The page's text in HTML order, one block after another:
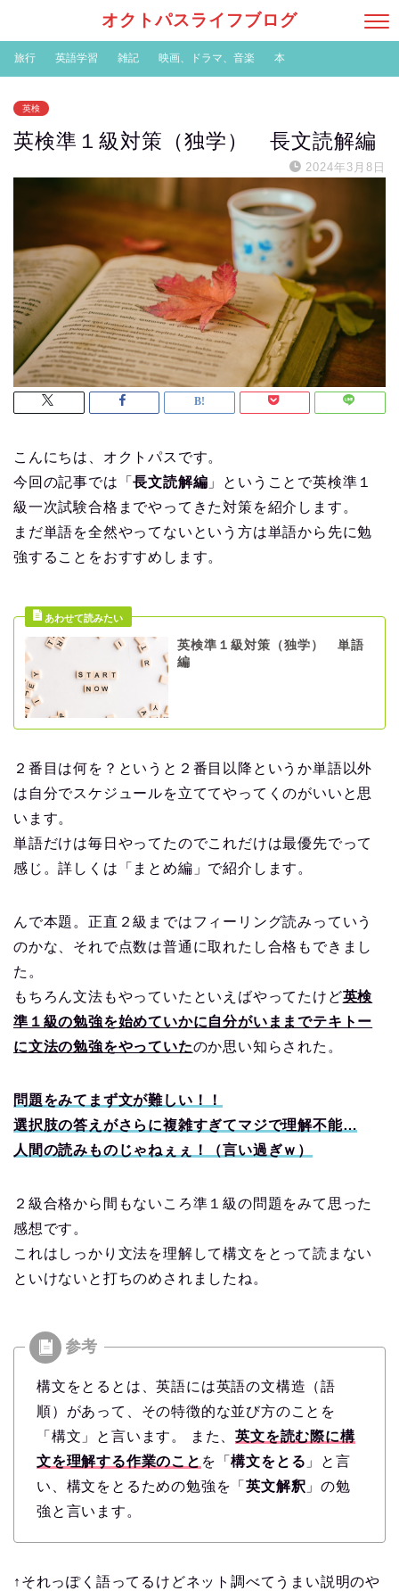
オクトパスライフブログ
旅行 英語学習 雑記 映画、ドラマ、音楽 本
英検
英検準１級対策（独学） 長文読解編
2024年3月8日
こんにちは、オクトパスです。
今回の記事では「長文読解編 」ということで英検準１
級一次試験合格までやってきた対策を紹介します。
まだ単語を全然やってないという方は単語から先に勉
強することをおすすめします。
英検準１級対策（独学） 単語
編
２番目は何を？というと２番目以降というか単語以外
は自分でスケジュールを立ててやってくのがいいと思
います。
単語だけは毎日やってたのでこれだけは最優先でって
感じ。詳しくは「まとめ編」で紹介します。
んで本題。正直２級まではフィーリング読みっていう
のかな、それで点数は普通に取れたし合格もできまし
た。
もちろん文法もやっていたといえばやってたけど英検
準１級の勉強を始めていかに自分がいままでテキトー
に文法の勉強をやっていたのか思い知らされた。
問題をみてまず文が難しい！！
選択肢の答えがさらに複雑すぎてマジで理解不能…
人間の読みものじゃねぇぇ！（言い過ぎｗ）
２級合格から間もないころ準１級の問題をみて思った
感想です。
これはしっかり文法を理解して構文をとって読まない
といけないと打ちのめされましたね。
構文をとるとは、英語には英語の文構造（語
順）があって、その特徴的な並び方のことを
「構文」と言います。 また、英文を読む際に構
文を理解する作業のこと を「構文をとる 」と言
い、構文をとるための勉強を「英文解釈 」の勉
強と言います。
↑それっぽく語ってるけどネット調べてうまい説明のや